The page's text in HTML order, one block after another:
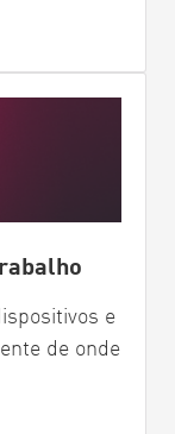
e
de onde